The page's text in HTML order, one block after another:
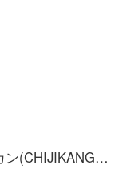
チ-ジカン(CHIJIKANG)C 34インテ-リジェンテーネ-ト·テーテーネット·ビデオ·デジタル·ホーム防犯防犯防犯防犯防犯カメラ双方向通話一致128 Gメ-モリカド